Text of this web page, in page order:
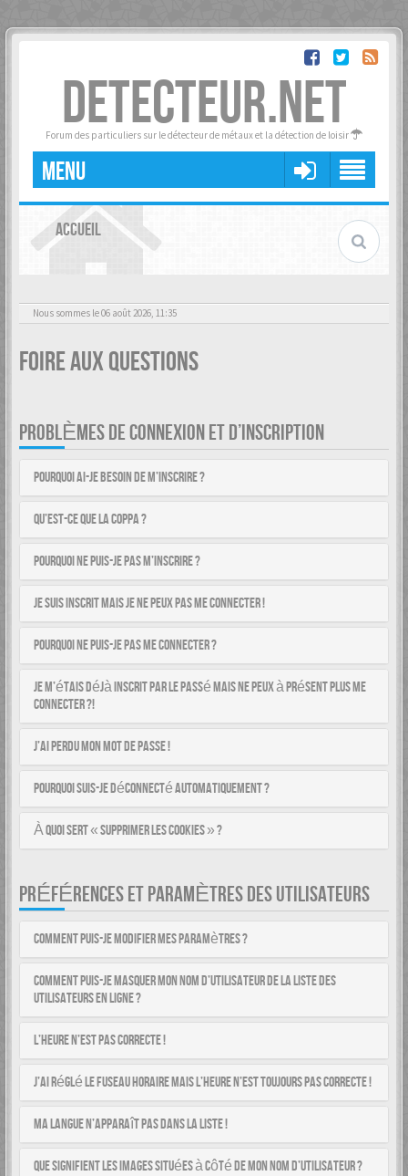
DETECTEUR.NET
Forum des particuliers sur le détecteur de métaux et la détection de loisir
MENU
ACCUEIL
Nous sommes le 06 août 2026, 11:35
Foire aux questions
PROBLÈMES DE CONNEXION ET D’INSCRIPTION
Pourquoi ai-je besoin de m’inscrire ?
Qu’est-ce que la COPPA ?
Pourquoi ne puis-je pas m’inscrire ?
Je suis inscrit mais je ne peux pas me connecter !
Pourquoi ne puis-je pas me connecter ?
Je m’étais déjà inscrit par le passé mais ne peux à présent plus me
connecter ?!
J’ai perdu mon mot de passe !
Pourquoi suis-je déconnecté automatiquement ?
À quoi sert « Supprimer les cookies » ?
PRÉFÉRENCES ET PARAMÈTRES DES UTILISATEURS
Comment puis-je modifier mes paramètres ?
Comment puis-je masquer mon nom d’utilisateur de la liste des
utilisateurs en ligne ?
L’heure n’est pas correcte !
J’ai réglé le fuseau horaire mais l’heure n’est toujours pas correcte !
Ma langue n’apparaît pas dans la liste !
Que signifient les images situées à côté de mon nom d’utilisateur ?